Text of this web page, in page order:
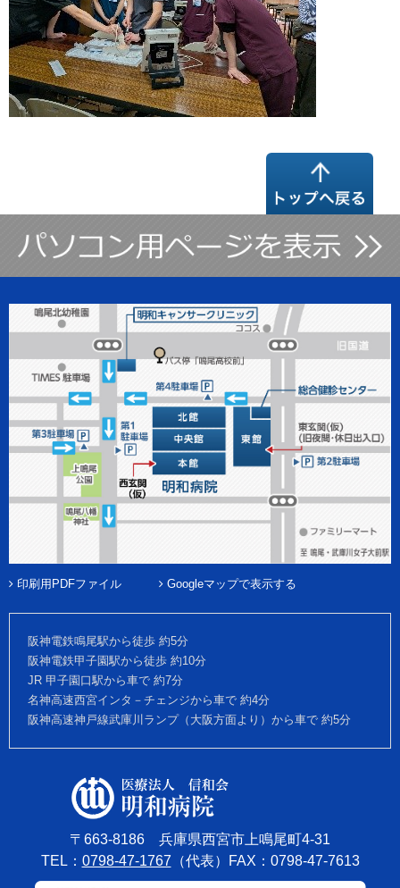
印刷用PDFファイル Googleマップで表示する
阪神電鉄鳴尾駅から徒歩 約5分
阪神電鉄甲子園駅から徒歩 約10分
JR 甲子園口駅から車で 約7分
名神高速西宮インタ－チェンジから車で 約4分
阪神高速神戸線武庫川ランプ（大阪方面より）から車で 約5分
〒663-8186 兵庫県西宮市上鳴尾町4-31
TEL： 0798-47-1767 （代表）FAX：0798-47-7613